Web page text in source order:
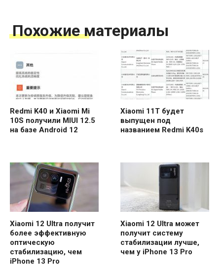
Похожие материалы
Redmi K40 и Xiaomi Mi
10S получили MIUI 12.5
на базе Android 12
Xiaomi 11T будет
выпущен под
названием Redmi K40s
Xiaomi 12 Ultra получит
более эффективную
оптическую
стабилизацию, чем
iPhone 13 Pro
Xiaomi 12 Ultra может
получит систему
стабилизации лучше,
чем у iPhone 13 Pro